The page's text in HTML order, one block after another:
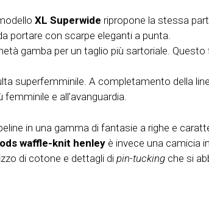
XL Superwide ripropone la stessa
portare con scarpe eleganti a punta.
gamba per un taglio più sartoriale. Questo
superfemminile. A completamento della
femminile e all’avanguardia.
in una gamma di fantasie a righe e
waffle-knit henley è invece una camicia
di cotone e dettagli di pin-tucking che si